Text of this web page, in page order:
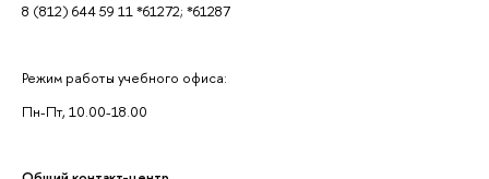
8 (812) 644 59 11 *61272; *61287
Режим работы учебного офиса:
Пн-Пт, 10.00-18.00